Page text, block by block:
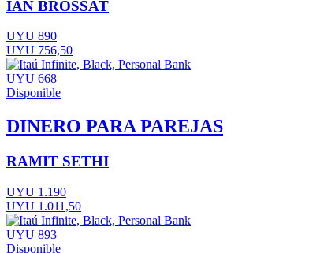
IAN BROSSAT
UYU 890
UYU 756,50
UYU 668
Disponible
DINERO PARA PAREJAS
RAMIT SETHI
UYU 1.190
UYU 1.011,50
UYU 893
Disponible